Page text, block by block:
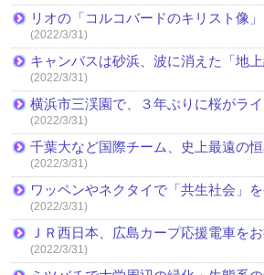
リオの「コルコバードのキリスト像」
(2022/3/31)
キャンバスは砂浜、波に消えた「地上
(2022/3/31)
横浜市三渓園で、３年ぶりに桜がラ
(2022/3/31)
千葉大など国際チーム、史上最遠の
(2022/3/31)
ワッペンやネクタイで「共生社会」
(2022/3/31)
ＪＲ西日本、広島カープ応援電車を
(2022/3/31)